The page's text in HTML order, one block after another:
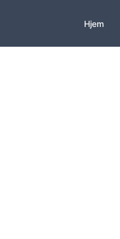
Hjem